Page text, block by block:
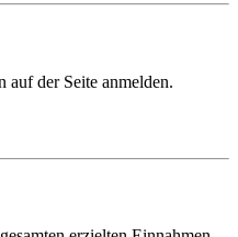
der Seite anmelden.